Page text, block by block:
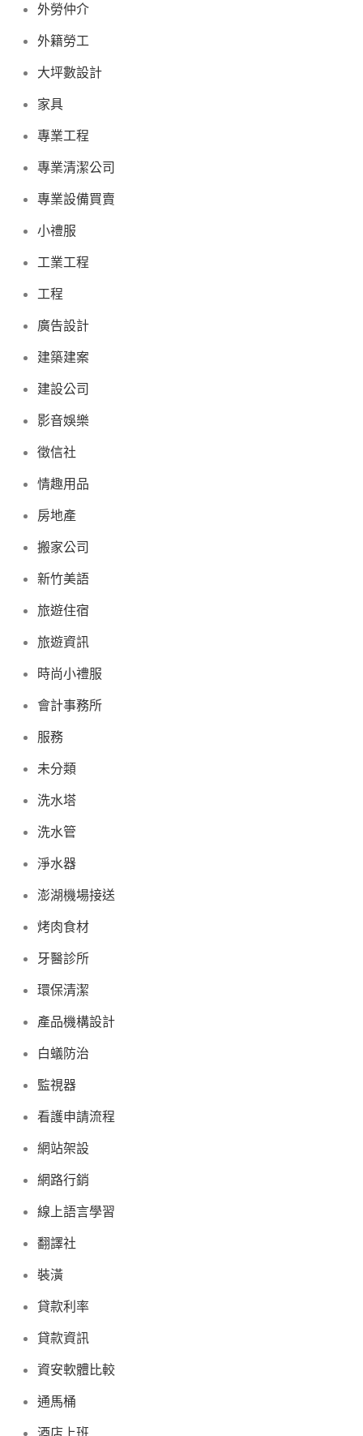
外勞仲介
外籍勞工
大坪數設計
家具
專業工程
專業清潔公司
專業設備買賣
小禮服
工業工程
工程
廣告設計
建築建案
建設公司
影音娛樂
徵信社
情趣用品
房地產
搬家公司
新竹美語
旅遊住宿
旅遊資訊
時尚小禮服
會計事務所
服務
未分類
洗水塔
洗水管
淨水器
澎湖機場接送
烤肉食材
牙醫診所
環保清潔
產品機構設計
白蟻防治
監視器
看護申請流程
網站架設
網路行銷
線上語言學習
翻譯社
裝潢
貸款利率
貸款資訊
資安軟體比較
通馬桶